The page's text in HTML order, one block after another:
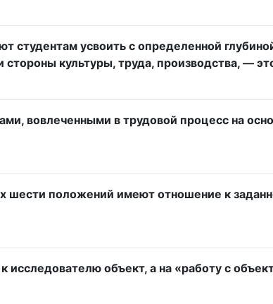
студентам усвоить с определенной
культуры, труда, производства, —
вовлеченными в трудовой процесс на
шести положений имеют отношение к
объект, а на «работу с